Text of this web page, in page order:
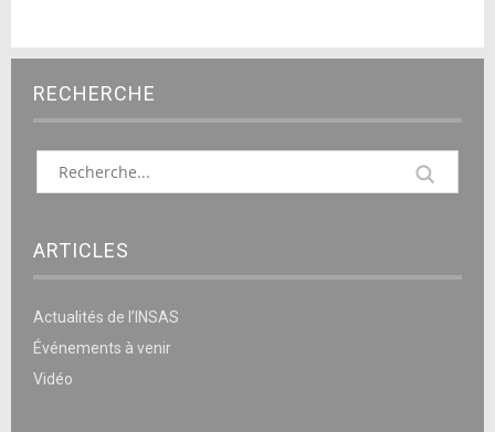
RECHERCHE
ARTICLES
Actualités de l’INSAS
Événements à venir
Vidéo